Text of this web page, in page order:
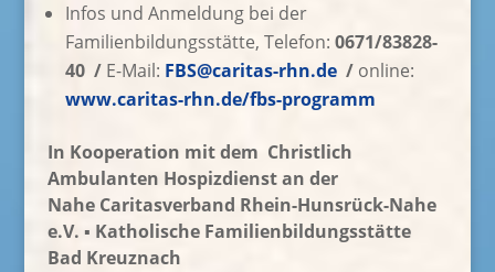
Infos und Anmeldung bei der
Familienbildungsstätte, Telefon: 0671/83828-
40 / E-Mail: FBS@caritas-rhn.de/ online:
www.caritas-rhn.de/fbs-programm
In Kooperation mit dem Christlich
Ambulanten Hospizdienst an der
Nahe Caritasverband Rhein-Hunsrück-Nahe
e.V. ▪ Katholische Familienbildungsstätte
Bad Kreuznach